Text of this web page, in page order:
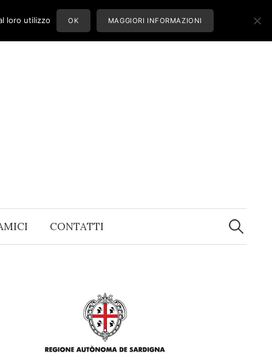
CONTATTI
Ricerca
per:
loro utilizzo OK MAGGIORI INFORMAZIONI